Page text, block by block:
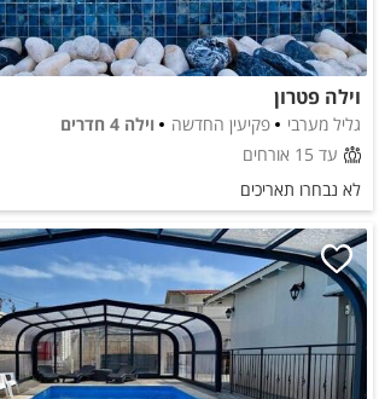
וילה פטרון
גליל מערבי פקיעין החדשה
וילה 4 חדרים
עד 15 אורחים
לא נבחרו תאריכים